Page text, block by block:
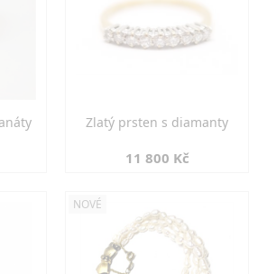
Zlatý prsten s diamanty
11 800 Kč
NOVÉ